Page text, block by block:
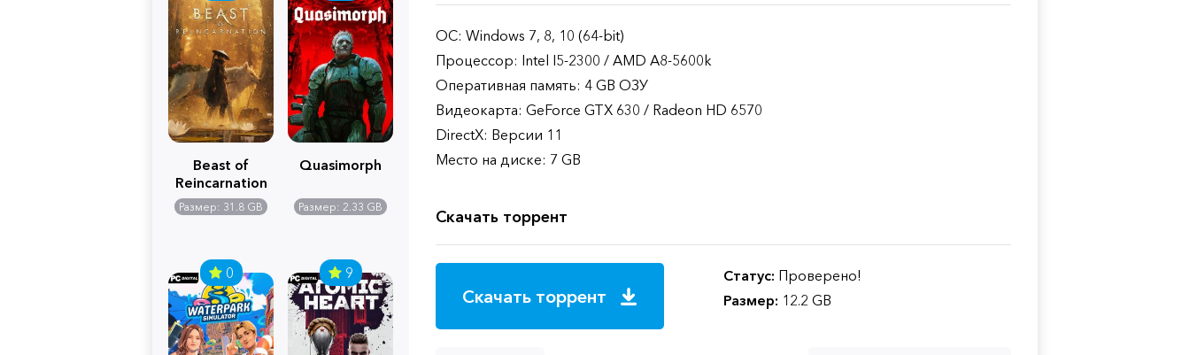
Beast of
Reincarnation
Размер: 31.8 GB
Quasimorph
Размер: 2.33 GB
0 9
ОС: Windows 7, 8, 10 (64-bit)
Процессор: Intel I5-2300 / AMD A8-5600k
Оперативная память: 4 GB ОЗУ
Видеокарта: GeForce GTX 630 / Radeon HD 6570
DirectX: Версии 11
Место на диске: 7 GB
Скачать торрент
Скачать торрент
Статус: Проверено!
Размер: 12.2 GB